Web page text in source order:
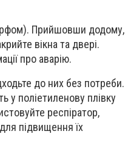
Прийшовши додому,
вікна та двері.
про аварію.
до них без потреби.
у поліетиленову плівку
респіратор,
підвищення їх